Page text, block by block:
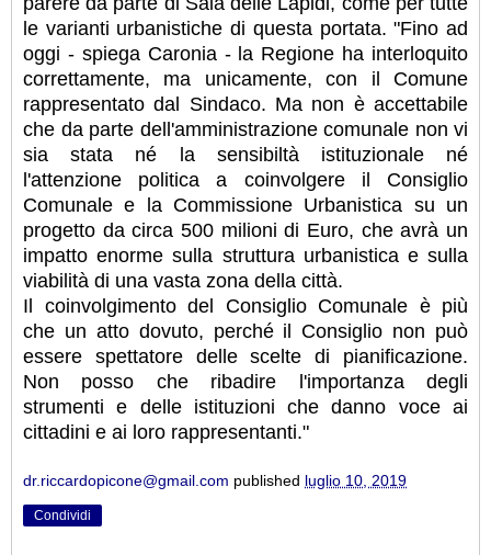
le varianti urbanistiche di questa portata."Fino ad
oggi - spiega Caronia - la Regione ha interloquito
correttamente, ma unicamente, con il Comune
rappresentato dal Sindaco. Ma non è accettabile
che da parte dell'amministrazione comunale non vi
sia stata né la sensibiltà istituzionale né
l'attenzione politica a coinvolgere il Consiglio
Comunale e la Commissione Urbanistica su un
progetto da circa 500 milioni di Euro, che avrà un
impatto enorme sulla struttura urbanistica e sulla
viabilità di una vasta zona della città.
Il coinvolgimento del Consiglio Comunale è più
che un atto dovuto, perché il Consiglio non può
essere spettatore delle scelte di pianificazione.
Non posso che ribadire l'importanza degli
strumenti e delle istituzioni che danno voce ai
cittadini e ai loro rappresentanti."
dr.riccardopicone@gmail.com published luglio 10, 2019
Condividi